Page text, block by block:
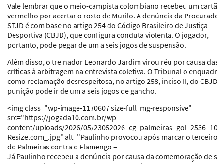
Vale lembrar que o meio-campista colombiano recebeu um
vermelho por acertar o rosto de Murilo. A denúncia da
STJD é com base no artigo 254 do Código Brasileiro de Justiça
Desportiva (CBJD), que configura conduta violenta. O jogador,
portanto, pode pegar de um a seis jogos de suspensão.
Além disso, o treinador Leonardo Jardim virou réu por causa
críticas à arbitragem na entrevista coletiva. O Tribunal o
como reclamação desrespeitosa, no artigo 258, inciso II, do
punição pode ir de um a seis jogos de gancho.
<img class="wp-image-1170607 size-full img-responsive"
src="https://jogada10.com.br/wp-
content/uploads/2026/05/
Resize.com_.jpg" alt="Paulinho provocou após marcar o
do Palmeiras contra o Flamengo –
Já Paulinho recebeu a denúncia por causa da comemoração de